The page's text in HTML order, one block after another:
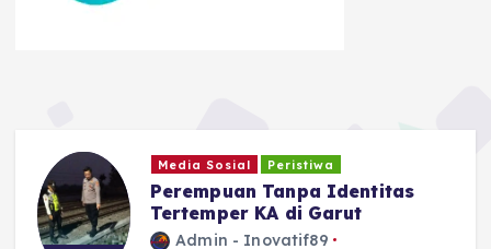
Ragam
Safari Tantan Sulthon
Bukhawan Berakhir di Ciamis
Admin - Inovatif89